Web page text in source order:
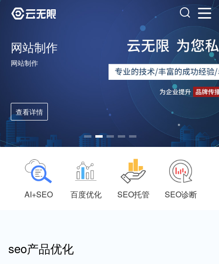
网站制作
网站制作
查看详情
AI+SEO 百度优化 SEO托管 SEO诊断
seo产品优化